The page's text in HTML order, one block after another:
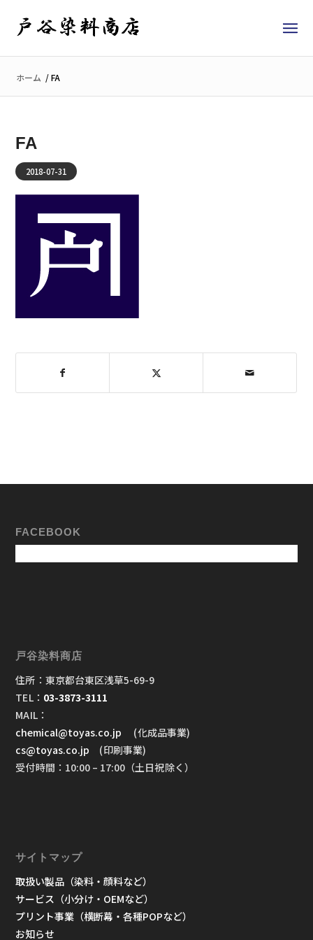
ホーム / FA
FA
2018-07-31
FACEBOOK
戸谷染料商店
住所：東京都台東区浅草5-69-9
TEL： 03-3873-3111
MAIL：
chemical@toyas.co.jp
(化成品事業)
cs@toyas.co.jp (印刷事業)
受付時間：10:00 – 17:00（土日祝除く）
サイトマップ
取扱い製品（染料・顔料など）
サービス（小分け・OEMなど）
プリント事業（横断幕・各種POPなど）
お知らせ